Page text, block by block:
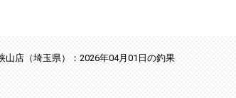
山店（埼玉県）：2026年04月01日の釣果